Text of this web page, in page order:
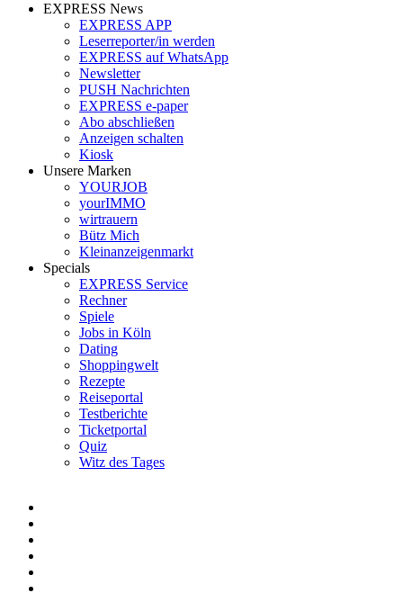
EXPRESS News
EXPRESS APP
Leserreporter/in werden
EXPRESS auf WhatsApp
Newsletter
PUSH Nachrichten
EXPRESS e-paper
Abo abschließen
Anzeigen schalten
Kiosk
Unsere Marken
YOURJOB
yourIMMO
wirtrauern
Bütz Mich
Kleinanzeigenmarkt
Specials
EXPRESS Service
Rechner
Spiele
Jobs in Köln
Dating
Shoppingwelt
Rezepte
Reiseportal
Testberichte
Ticketportal
Quiz
Witz des Tages